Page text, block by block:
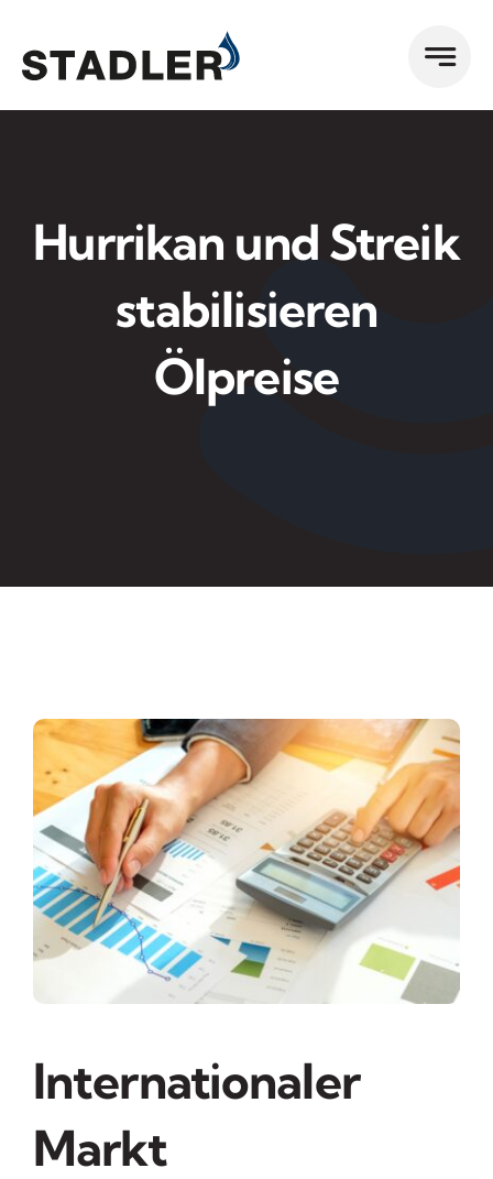
Inhalt
springen
Hurrikan und Streik
stabilisieren
Ölpreise
Internationaler
Markt